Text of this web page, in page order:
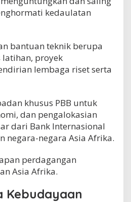
kedaulatan
bantuan teknik berupa
proyek
lembaga riset serta
khusus PBB untuk
dan pengalokasian
dari Bank Internasional
negara-negara Asia Afrika.
perdagangan
Asia Afrika.
Kebudayaan